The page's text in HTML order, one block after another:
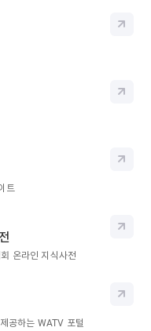
바로
바로
트
바로
온라인 지식사전
바로
공하는 WATV 포털
바로